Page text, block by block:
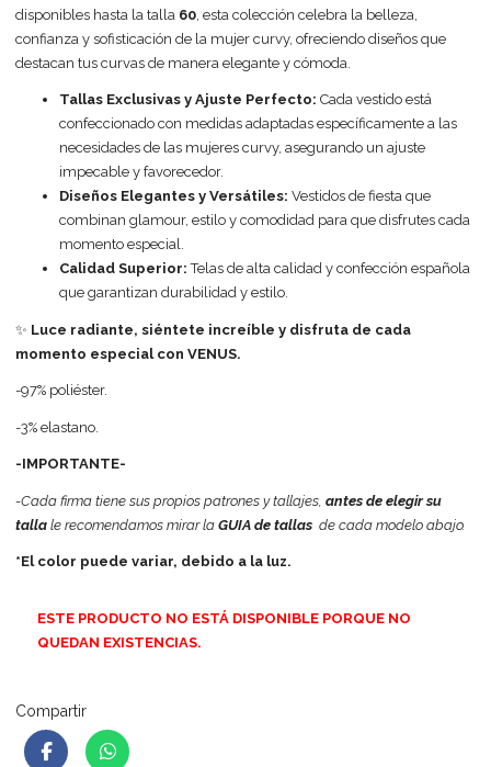
disponibles hasta la talla 60 , esta colección celebra la belleza,
confianza y sofisticación de la mujer curvy, ofreciendo diseños que
destacan tus curvas de manera elegante y cómoda.
Tallas Exclusivas y Ajuste Perfecto: Cada vestido está
confeccionado con medidas adaptadas específicamente a las
necesidades de las mujeres curvy, asegurando un ajuste
impecable y favorecedor.
Diseños Elegantes y Versátiles: Vestidos de fiesta que
combinan glamour, estilo y comodidad para que disfrutes cada
momento especial.
Calidad Superior: Telas de alta calidad y confección española
que garantizan durabilidad y estilo.
✨ Luce radiante, siéntete increíble y disfruta de cada
momento especial con VENUS.
-97% poliéster.
-3% elastano.
-IMPORTANTE-
-Cada firma tiene sus propios patrones y tallajes,antes de elegir su
talla le recomendamos mirar laGUIA de tallas de cada modelo abajo.
*El color puede variar, debido a la luz.
ESTE PRODUCTO NO ESTÁ DISPONIBLE PORQUE NO
QUEDAN EXISTENCIAS.
Compartir